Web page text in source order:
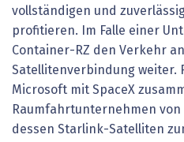
vollständigen und
profitieren. Im Falle einer
Container-RZ den Verkehr
Satellitenverbindung weiter.
Microsoft mit SpaceX
Raumfahrtunternehmen von
dessen Starlink-Satelliten